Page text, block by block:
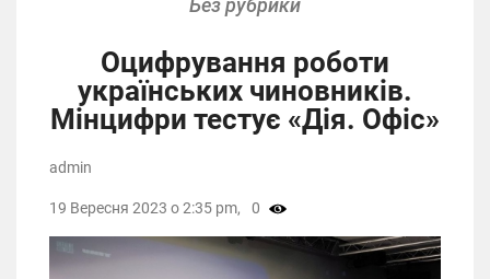
Без рубрики
Оцифрування роботи
українських чиновників.
Мінцифри тестує «Дія. Офіс»
admin
19 Вересня 2023 о 2:35 pm, 0